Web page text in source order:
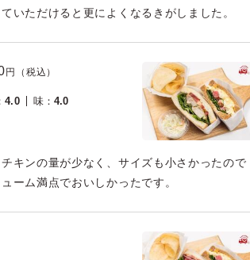
いただけると更によくなるきがしました。
円（税込）
4.0 味：4.0
キンの量が少なく、サイズも小さかったので
ーム満点でおいしかったです。